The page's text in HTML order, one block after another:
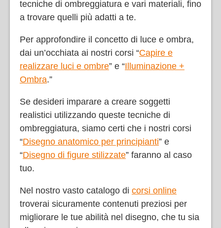
tecniche di ombreggiatura e vari materiali, fino
a trovare quelli più adatti a te.
Per approfondire il concetto di luce e ombra,
dai un’occhiata ai nostri corsi “Capire e
realizzare luci e ombre” e “Illuminazione +
Ombra.”
Se desideri imparare a creare soggetti
realistici utilizzando queste tecniche di
ombreggiatura, siamo certi che i nostri corsi
“Disegno anatomico per principianti” e
“Disegno di figure stilizzate” faranno al caso
tuo.
Nel nostro vasto catalogo di corsi online
troverai sicuramente contenuti preziosi per
migliorare le tue abilità nel disegno, che tu sia